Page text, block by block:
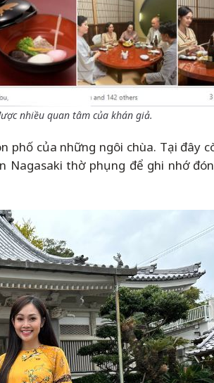
nhiều quan tâm của khán giả.
của những ngôi chùa. Tại đây
thờ phụng để ghi nhớ